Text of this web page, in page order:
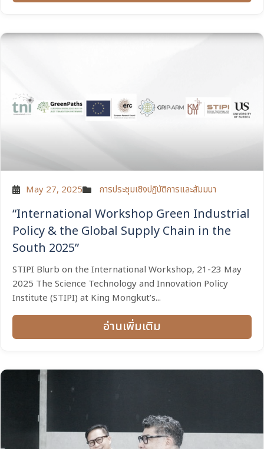
May 27, 2025 การประชุมเชิงปฏิบัติการและสัมมนา
“International Workshop Green Industrial
Policy & the Global Supply Chain in the
South 2025”
STIPI Blurb on the International Workshop, 21-23 May
2025 The Science Technology and Innovation Policy
Institute (STIPI) at King Mongkut’s...
อ่านเพิ่มเติม